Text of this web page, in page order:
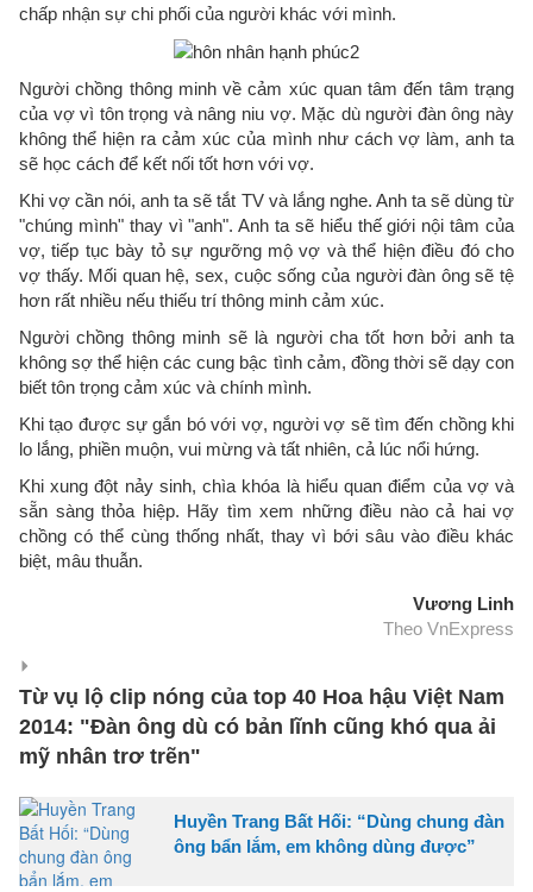
chấp nhận sự chi phối của người khác với mình.
Người chồng thông minh về cảm xúc quan tâm đến tâm trạng
của vợ vì tôn trọng và nâng niu vợ. Mặc dù người đàn ông này
không thể hiện ra cảm xúc của mình như cách vợ làm, anh ta
sẽ học cách để kết nối tốt hơn với vợ.
Khi vợ cần nói, anh ta sẽ tắt TV và lắng nghe. Anh ta sẽ dùng từ
"chúng mình" thay vì "anh". Anh ta sẽ hiểu thế giới nội tâm của
vợ, tiếp tục bày tỏ sự ngưỡng mộ vợ và thể hiện điều đó cho
vợ thấy. Mối quan hệ, sex, cuộc sống của người đàn ông sẽ tệ
hơn rất nhiều nếu thiếu trí thông minh cảm xúc.
Người chồng thông minh sẽ là người cha tốt hơn bởi anh ta
không sợ thể hiện các cung bậc tình cảm, đồng thời sẽ dạy con
biết tôn trọng cảm xúc và chính mình.
Khi tạo được sự gắn bó với vợ, người vợ sẽ tìm đến chồng khi
lo lắng, phiền muộn, vui mừng và tất nhiên, cả lúc nổi hứng.
Khi xung đột nảy sinh, chìa khóa là hiểu quan điểm của vợ và
sẵn sàng thỏa hiệp. Hãy tìm xem những điều nào cả hai vợ
chồng có thể cùng thống nhất, thay vì bới sâu vào điều khác
biệt, mâu thuẫn.
Vương Linh
Theo VnExpress
Từ vụ lộ clip nóng của top 40 Hoa hậu Việt Nam
2014: "Đàn ông dù có bản lĩnh cũng khó qua ải
mỹ nhân trơ trẽn"
Huyền Trang Bất Hối: “Dùng chung đàn
ông bẩn lắm, em không dùng được”